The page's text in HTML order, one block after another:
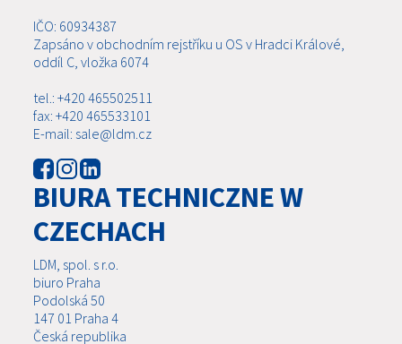
IČO: 60934387
Zapsáno v obchodním rejstříku u OS v Hradci Králové,
oddíl C, vložka 6074
tel.: +420 465502511
fax: +420 465533101
E-mail: sale@ldm.cz
BIURA TECHNICZNE W
CZECHACH
LDM, spol. s r.o.
biuro Praha
Podolská 50
147 01 Praha 4
Česká republika